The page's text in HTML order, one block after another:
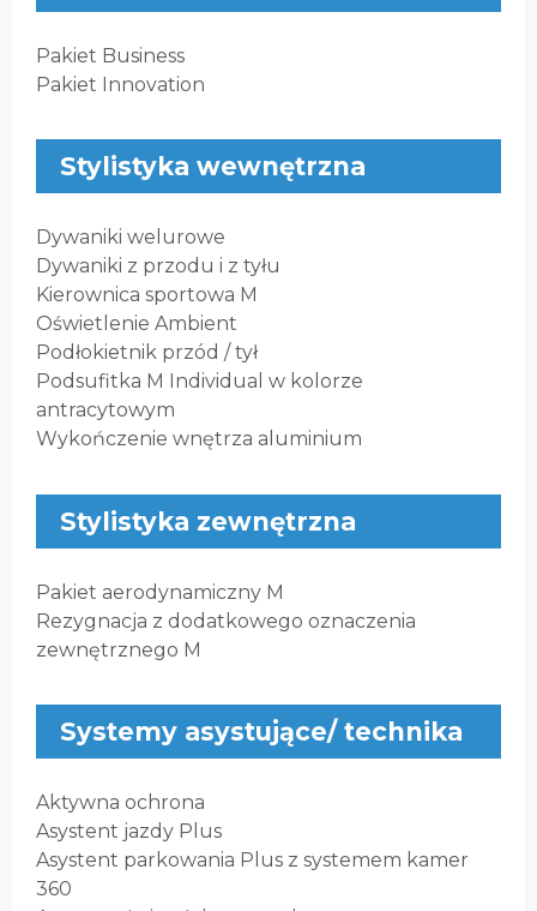
Pakiet Business
Pakiet Innovation
Stylistyka wewnętrzna
Dywaniki welurowe
Dywaniki z przodu i z tyłu
Kierownica sportowa M
Oświetlenie Ambient
Podłokietnik przód / tył
Podsufitka M Individual w kolorze
antracytowym
Wykończenie wnętrza aluminium
Stylistyka zewnętrzna
Pakiet aerodynamiczny M
Rezygnacja z dodatkowego oznaczenia
zewnętrznego M
Systemy asystujące/ technika
Aktywna ochrona
Asystent jazdy Plus
Asystent parkowania Plus z systemem kamer
360